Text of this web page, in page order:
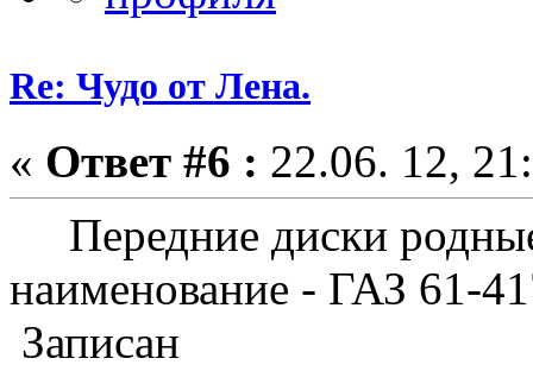
Re: Чудо от Лена.
« Ответ #6 : 22.06. 12,
Передние диски
наименование - ГАЗ 61-
Записан